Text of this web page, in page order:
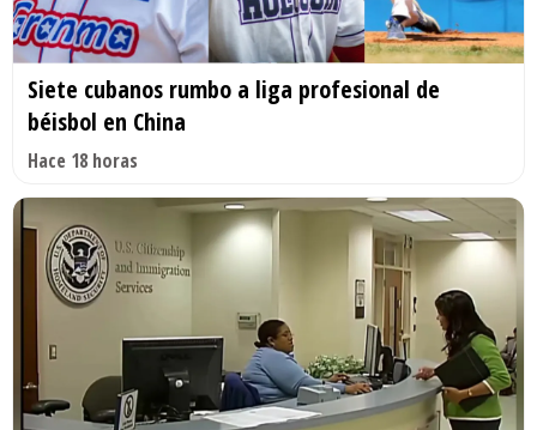
Siete cubanos rumbo a liga profesional de
béisbol en China
Hace 18 horas